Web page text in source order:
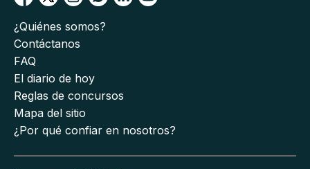
¿Quiénes somos?
Contáctanos
FAQ
El diario de hoy
Reglas de concursos
Mapa del sitio
¿Por qué confiar en nosotros?